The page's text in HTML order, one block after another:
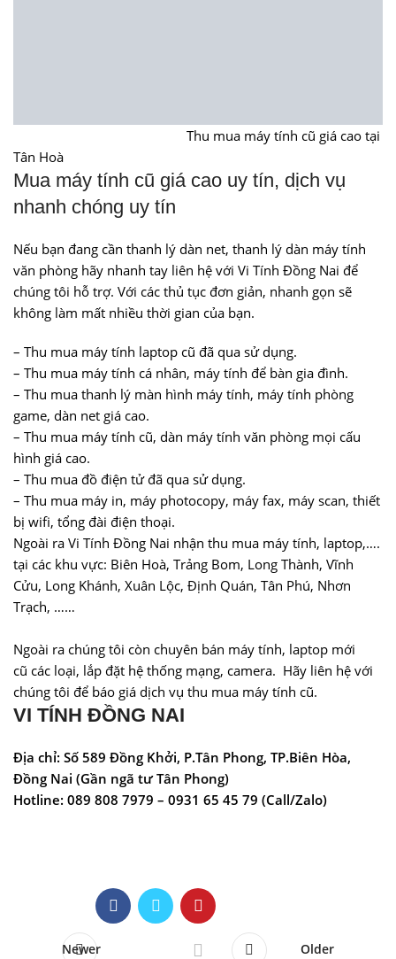
Thu mua máy tính cũ giá cao tại
Tân Hoà
Mua máy tính cũ giá cao uy tín, dịch vụ
nhanh chóng uy tín
Nếu bạn đang cần thanh lý dàn net, thanh lý dàn máy tính
văn phòng hãy nhanh tay liên hệ với Vi Tính Đồng Nai để
chúng tôi hỗ trợ. Với các thủ tục đơn giản, nhanh gọn sẽ
không làm mất nhiều thời gian của bạn.
– Thu mua máy tính laptop cũ đã qua sử dụng.
– Thu mua máy tính cá nhân, máy tính để bàn gia đình.
– Thu mua thanh lý màn hình máy tính, máy tính phòng
game, dàn net giá cao.
– Thu mua máy tính cũ, dàn máy tính văn phòng mọi cấu
hình giá cao.
– Thu mua đồ điện tử đã qua sử dụng.
– Thu mua máy in, máy photocopy, máy fax, máy scan, thiết
bị wifi, tổng đài điện thoại.
Ngoài ra Vi Tính Đồng Nai nhận thu mua máy tính, laptop,….
tại các khu vực: Biên Hoà, Trảng Bom, Long Thành, Vĩnh
Cửu, Long Khánh, Xuân Lộc, Định Quán, Tân Phú, Nhơn
Trạch, ……
Ngoài ra chúng tôi còn chuyên bán máy tính, laptop mới
cũ các loại, lắp đặt hệ thống mạng, camera. Hãy liên hệ với
chúng tôi để báo giá dịch vụ thu mua máy tính cũ.
VI TÍNH ĐỒNG NAI
Địa chỉ: Số 589 Đồng Khởi, P.Tân Phong, TP.Biên Hòa,
Đồng Nai (Gần ngã tư Tân Phong)
Hotline: 089 808 7979 – 0931 65 45 79 (Call/Zalo)
Newer Older